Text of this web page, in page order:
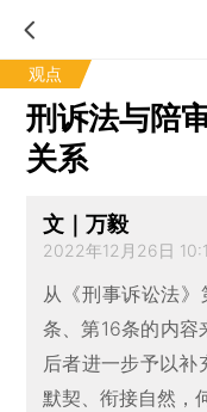
观点
刑诉法与陪
关系
文｜万毅
2022年12月26日
从《刑事诉讼法
条、第16条的内容
后者进一步予以补
默契、衔接自然，